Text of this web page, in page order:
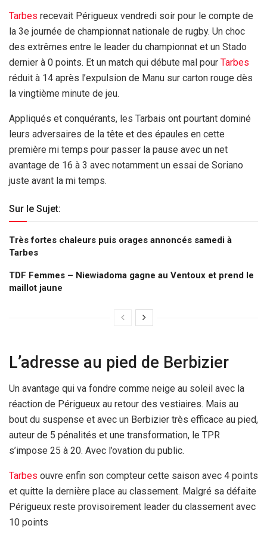
Tarbes recevait Périgueux vendredi soir pour le compte de
la 3e journée de championnat nationale de rugby. Un choc
des extrêmes entre le leader du championnat et un Stado
dernier à 0 points. Et un match qui débute mal pour Tarbes
réduit à 14 après l’expulsion de Manu sur carton rouge dès
la vingtième minute de jeu.
Appliqués et conquérants, les Tarbais ont pourtant dominé
leurs adversaires de la tête et des épaules en cette
première mi temps pour passer la pause avec un net
avantage de 16 à 3 avec notamment un essai de Soriano
juste avant la mi temps.
Sur le Sujet:
Très fortes chaleurs puis orages annoncés samedi à
Tarbes
TDF Femmes – Niewiadoma gagne au Ventoux et prend le
maillot jaune
L’adresse au pied de Berbizier
Un avantage qui va fondre comme neige au soleil avec la
réaction de Périgueux au retour des vestiaires. Mais au
bout du suspense et avec un Berbizier très efficace au pied,
auteur de 5 pénalités et une transformation, le TPR
s’impose 25 à 20. Avec l’ovation du public.
Tarbes ouvre enfin son compteur cette saison avec 4 points
et quitte la dernière place au classement. Malgré sa défaite
Périgueux reste provisoirement leader du classement avec
10 points